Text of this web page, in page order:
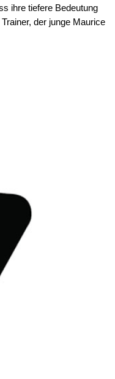
ihre tiefere Bedeutung
der junge Maurice